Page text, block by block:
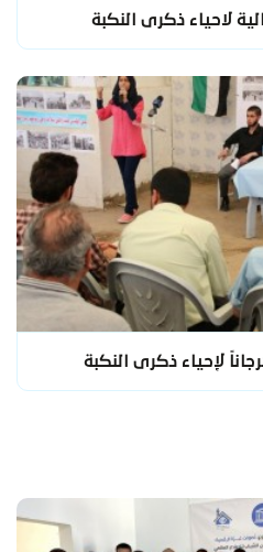
لاحياء ذكرى النكبة
لإحياء ذكرى النكبة